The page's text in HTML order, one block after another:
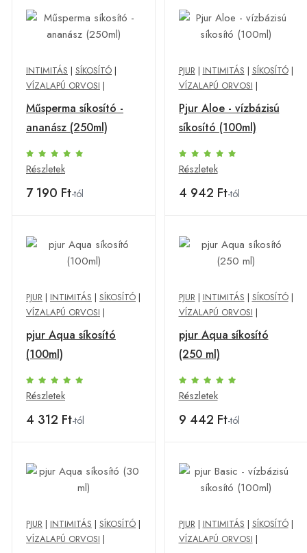
INTIMITÁS | SÍKOSÍTÓ |
VÍZALAPÚ ORVOSI |
Műsperma síkosító -
ananász (250ml)
Részletek
7 190 Ft-tól
PJUR| INTIMITÁS | SÍKOSÍTÓ|
VÍZALAPÚ ORVOSI |
Pjur Aloe - vízbázisú
síkosító (100ml)
Részletek
4 942 Ft-tól
PJUR | INTIMITÁS | SÍKOSÍTÓ |
VÍZALAPÚ ORVOSI |
pjur Aqua síkosító
(100ml)
Részletek
4 312 Ft-tól
PJUR| INTIMITÁS | SÍKOSÍTÓ|
VÍZALAPÚ ORVOSI |
pjur Aqua síkosító
(250 ml)
Részletek
9 442 Ft-tól
PJUR | INTIMITÁS | SÍKOSÍTÓ |
VÍZALAPÚ ORVOSI |
PJUR| INTIMITÁS | SÍKOSÍTÓ|
VÍZALAPÚ ORVOSI |